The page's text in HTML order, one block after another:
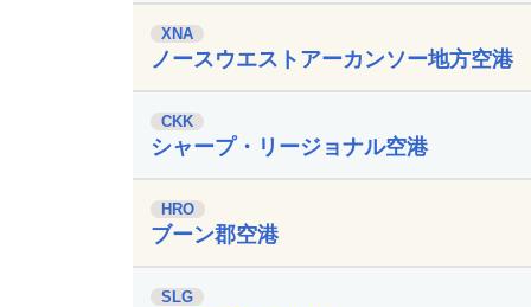
XNA
ノースウエストアーカンソー地方空港
CKK
シャープ・リージョナル空港
HRO
ブーン郡空港
SLG